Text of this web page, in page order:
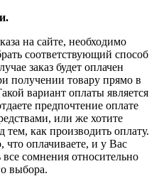
на сайте, необходимо
соответствующий способ
заказ будет оплачен
получении товару прямо в
вариант оплаты является
предпочтение оплате
или же хотите
тем, как производить оплату.
что оплачиваете, и у Вас
все сомнения относительно
выбора.